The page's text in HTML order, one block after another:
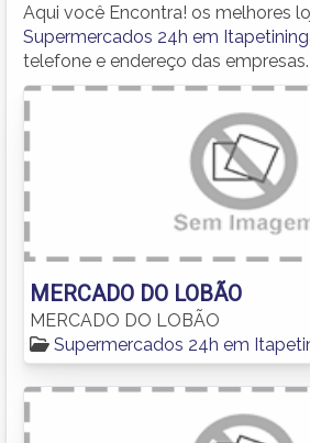
Aqui você Encontra! os melhores
Supermercados 24h em
telefone e endereço das empresas.
MERCADO DO LOBÃO
MERCADO DO LOBÃO
Supermercados 24h em